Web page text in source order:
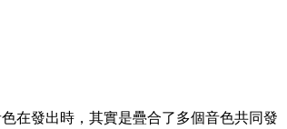
在發出時，其實是疊合了多個音色共同發